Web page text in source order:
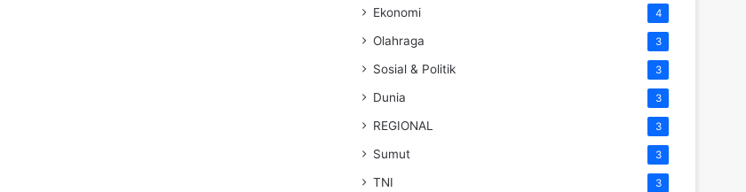
Ekonomi 4
Olahraga 3
Sosial & Politik 3
Dunia 3
REGIONAL 3
Sumut 3
TNI 3